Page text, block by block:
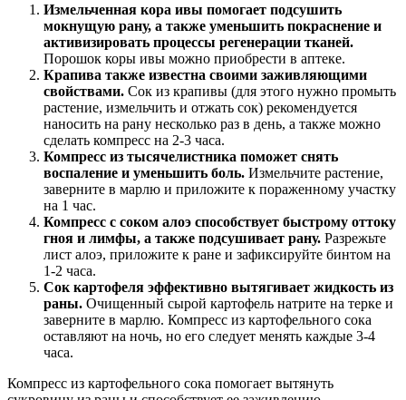
Измельченная кора ивы помогает подсушить
мокнущую рану, а также уменьшить покраснение и
активизировать процессы регенерации тканей.
Порошок коры ивы можно приобрести в аптеке.
Крапива также известна своими заживляющими
свойствами. Сок из крапивы (для этого нужно промыть
растение, измельчить и отжать сок) рекомендуется
наносить на рану несколько раз в день, а также можно
сделать компресс на 2-3 часа.
Компресс из тысячелистника поможет снять
воспаление и уменьшить боль. Измельчите растение,
заверните в марлю и приложите к пораженному участку
на 1 час.
Компресс с соком алоэ способствует быстрому оттоку
гноя и лимфы, а также подсушивает рану. Разрежьте
лист алоэ, приложите к ране и зафиксируйте бинтом на
1-2 часа.
Сок картофеля эффективно вытягивает жидкость из
раны. Очищенный сырой картофель натрите на терке и
заверните в марлю. Компресс из картофельного сока
оставляют на ночь, но его следует менять каждые 3-4
часа.
Компресс из картофельного сока помогает вытянуть